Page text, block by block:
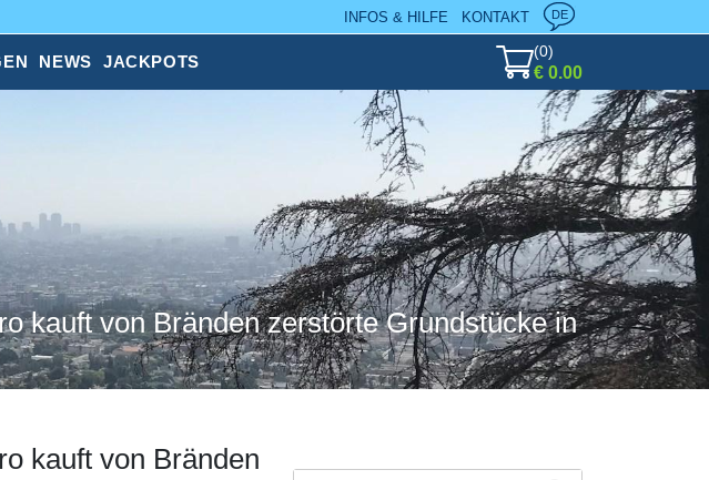
INFOS & HILFE KONTAKT DE
NEWS JACKPOTS
(0)
€ 0.00
kauft von Bränden zerstörte Grundstücke in
kauft von Bränden